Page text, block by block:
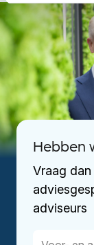
Hebben
Vraag
adviseurs